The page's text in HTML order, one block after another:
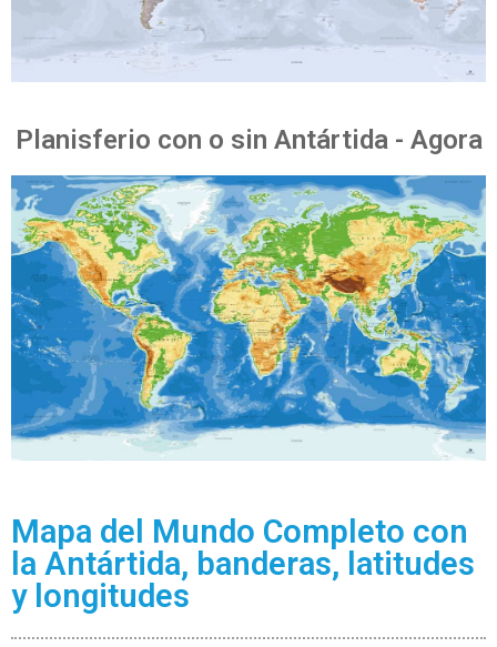
Planisferio con o sin Antártida - Agora
Mapa del Mundo Completo con
la Antártida, banderas, latitudes
y longitudes